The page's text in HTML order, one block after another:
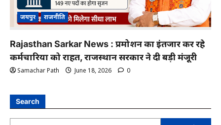
जयपुर राजनीति
Rajasthan Sarkar News : प्रमोशन का इंतजार कर रहे
कर्मचारियों को राहत, राजस्थान सरकार ने दी बड़ी मंजूरी
Samachar Path June 18, 2026 0
Search